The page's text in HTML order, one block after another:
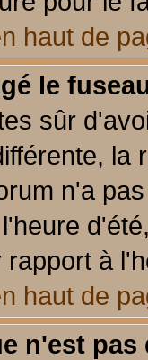
haut de
le
sûr
la
n'a
rapport à
haut de
n'est